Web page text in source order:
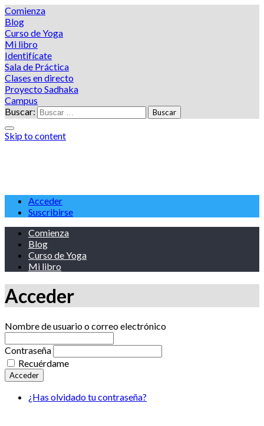
Comienza
Blog
Curso de Yoga
Mi libro
Identifícate
Sala de Práctica
Clases en directo
Proyecto Sadhaka
Campus
Buscar:
Skip to content
Acceder
Suscribirse
Comienza
Blog
Curso de Yoga
Mi libro
Acceder
Nombre de usuario o correo electrónico
Contraseña
Recuérdame
Acceder
¿Has olvidado tu contraseña?